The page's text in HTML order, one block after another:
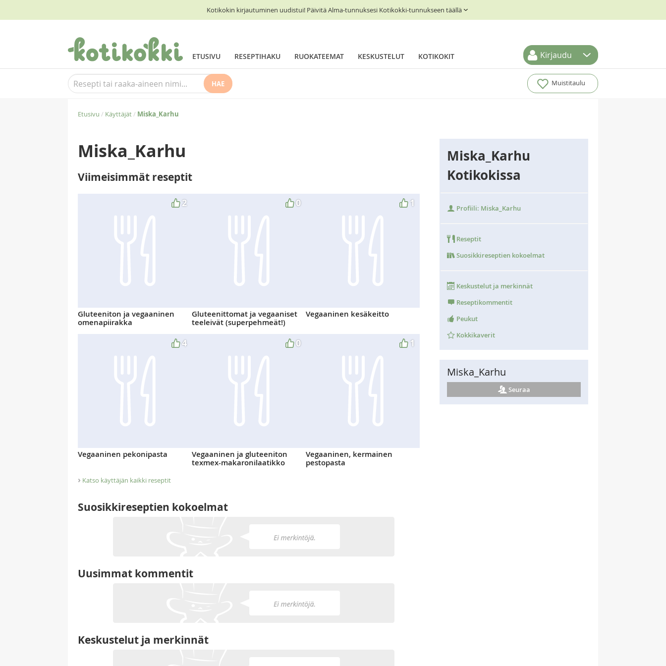
Kotikokin kirjautuminen uudistui! Päivitä Alma-tunnuksesi Kotikokki-tunnukseen täällä
ETUSIVU RESEPTIHAKU RUOKATEEMAT KESKUSTELUT KOTIKOKIT Kirjaudu
HAE Muistitaulu
Etusivu / Käyttäjät/ Miska_Karhu
Miska_Karhu
Viimeisimmät reseptit
2
Gluteeniton ja vegaaninen
omenapiirakka
0
Gluteenittomat ja vegaaniset
teeleivät (superpehmeät!)
1
Vegaaninen kesäkeitto
4
Vegaaninen pekonipasta
0
Vegaaninen ja gluteeniton
texmex-makaronilaatikko
1
Vegaaninen, kermainen
pestopasta
› Katso käyttäjän kaikki reseptit
Suosikkireseptien kokoelmat
Uusimmat kommentit
Keskustelut ja merkinnät
Miska_Karhu
Kotikokissa
Profiili: Miska_Karhu
Reseptit
Suosikkireseptien kokoelmat
Keskustelut ja merkinnät
Reseptikommentit
Peukut
Kokkikaverit
Miska_Karhu
Seuraa